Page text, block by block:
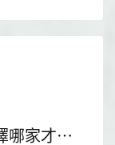
化妝品代工哪家好？告訴你選擇哪家才有保障